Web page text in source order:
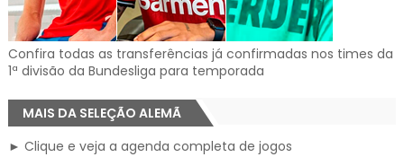
Confira todas as transferências já confirmadas nos times da
1ª divisão da Bundesliga para temporada
MAIS DA SELEÇÃO ALEMÃ
► Clique e veja a agenda completa de jogos